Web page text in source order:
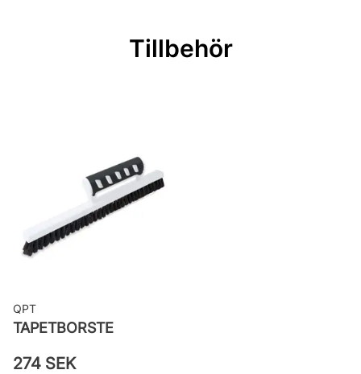
Bredd: 0,53 m
Leverantörens artikelnummer:
82069
Tillbehör
QPT
TAPETBORSTE
274 SEK